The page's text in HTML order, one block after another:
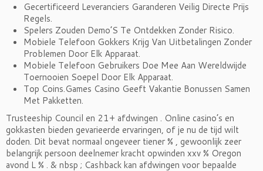
Gecertificeerd Leveranciers Garanderen Veilig Directe Prijs
Regels.
Spelers Zouden Demo’S Te Ontdekken Zonder Risico.
Mobiele Telefoon Gokkers Krijg Van Uitbetalingen Zonder
Problemen Door Elk Apparaat.
Mobiele Telefoon Gebruikers Doe Mee Aan Wereldwijde
Toernooien Soepel Door Elk Apparaat.
Top Coins.Games Casino Geeft Vakantie Bonussen Samen
Met Pakketten.
Trusteeship Council en 21+ afdwingen . Online casino’s en
gokkasten bieden gevarieerde ervaringen, of je nu de tijd wilt
doden. Dit bevat normaal ongeveer tiener % , gewoonlijk zeer
belangrijk persoon deelnemer kracht opwinden xxv % Oregon
avond L % . & nbsp ; Cashback kan afdwingen voor bepaalde